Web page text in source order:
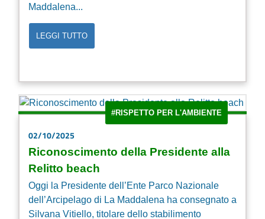
Maddalena...
LEGGI TUTTO
#RISPETTO PER L'AMBIENTE
02/10/2025
Riconoscimento della Presidente alla
Relitto beach
Oggi la Presidente dell’Ente Parco Nazionale
dell’Arcipelago di La Maddalena ha consegnato a
Silvana Vitiello, titolare dello stabilimento